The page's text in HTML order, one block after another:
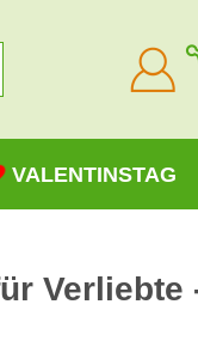
VALENTINSTAG
Verliebte